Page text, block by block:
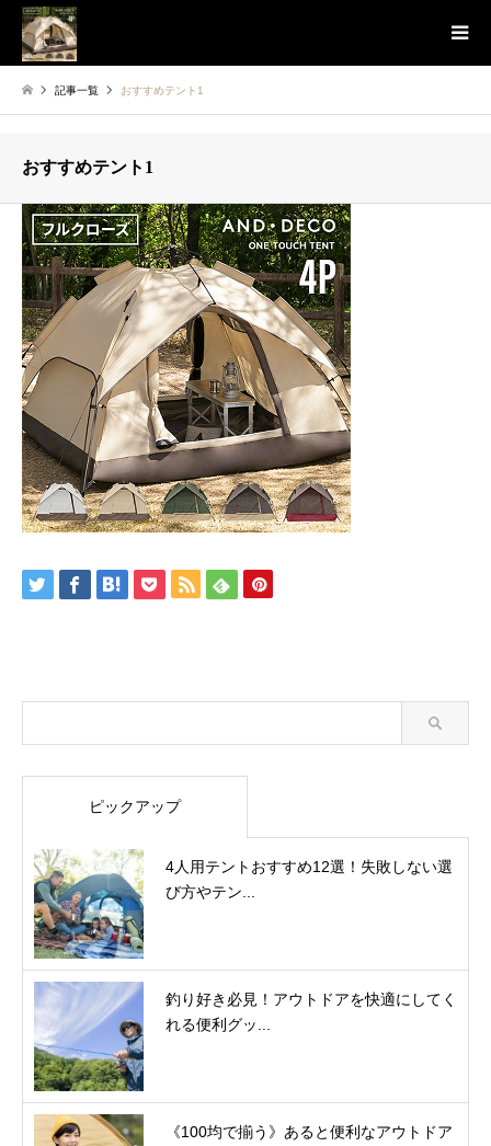
記事一覧 おすすめテント1
おすすめテント1
ピックアップ
4人用テントおすすめ12選！失敗しない選
び方やテン...
釣り好き必見！アウトドアを快適にしてく
れる便利グッ...
《100均で揃う》あると便利なアウトドア